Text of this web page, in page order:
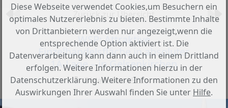
Zurück zur Übersicht
WSP: Attraktive
Einzelhandelsfläche in absoluter
1A-Lage – in Gelsenkirchen
Objekt-Nr.: 1523
Diese Webseite verwendet Cookies,um Besuchern ein
optimales Nutzererlebnis zu bieten. Bestimmte Inhalte
von Drittanbietern werden nur angezeigt,wenn die
entsprechende Option aktiviert ist. Die
Datenverarbeitung kann dann auch in einem Drittland
erfolgen. Weitere Informationen hierzu in der
Datenschutzerklärung. Weitere Informationen zu den
Auswirkungen Ihrer Auswahl finden Sie unter Hilfe.